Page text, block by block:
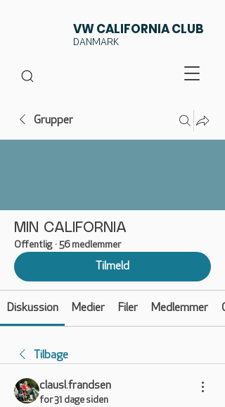
VW CALIFORNIA CLUB
DANMARK
Grupper
MIN CALIFORNIA
Offentlig · 56 medlemmer
Tilmeld
Diskussion Medier Filer Medlemmer
Tilbage
clausl.frandsen
for 31 dage siden